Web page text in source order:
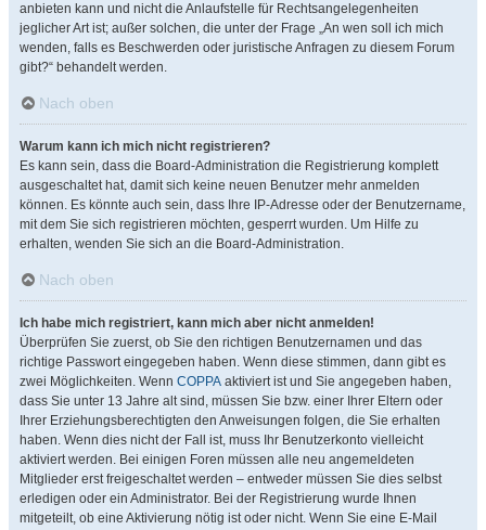
anbieten kann und nicht die Anlaufstelle für Rechtsangelegenheiten
jeglicher Art ist; außer solchen, die unter der Frage „An wen soll ich mich
wenden, falls es Beschwerden oder juristische Anfragen zu diesem Forum
gibt?“ behandelt werden.
Nach oben
Warum kann ich mich nicht registrieren?
Es kann sein, dass die Board-Administration die Registrierung komplett
ausgeschaltet hat, damit sich keine neuen Benutzer mehr anmelden
können. Es könnte auch sein, dass Ihre IP-Adresse oder der Benutzername,
mit dem Sie sich registrieren möchten, gesperrt wurden. Um Hilfe zu
erhalten, wenden Sie sich an die Board-Administration.
Nach oben
Ich habe mich registriert, kann mich aber nicht anmelden!
Überprüfen Sie zuerst, ob Sie den richtigen Benutzernamen und das
richtige Passwort eingegeben haben. Wenn diese stimmen, dann gibt es
zwei Möglichkeiten. Wenn COPPA aktiviert ist und Sie angegeben haben,
dass Sie unter 13 Jahre alt sind, müssen Sie bzw. einer Ihrer Eltern oder
Ihrer Erziehungsberechtigten den Anweisungen folgen, die Sie erhalten
haben. Wenn dies nicht der Fall ist, muss Ihr Benutzerkonto vielleicht
aktiviert werden. Bei einigen Foren müssen alle neu angemeldeten
Mitglieder erst freigeschaltet werden – entweder müssen Sie dies selbst
erledigen oder ein Administrator. Bei der Registrierung wurde Ihnen
mitgeteilt, ob eine Aktivierung nötig ist oder nicht. Wenn Sie eine E-Mail